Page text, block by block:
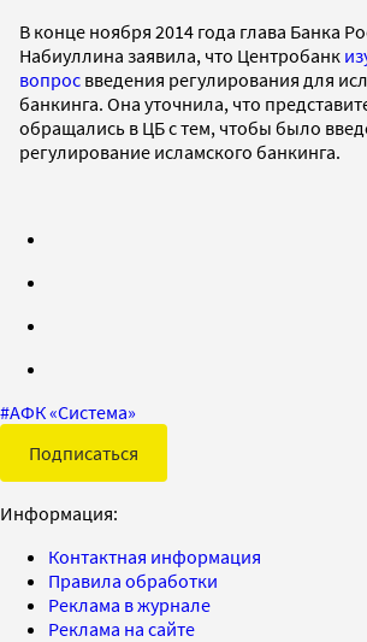
В конце ноября 2014 года глава Банка
Набиуллина заявила, что Центробанк
вопрос введения регулирования для
банкинга. Она уточнила, что
обращались в ЦБ с тем, чтобы было
регулирование исламского банкинга.
#АФК «Система»
Подписаться
Информация:
Контактная информация
Правила обработки
Реклама в журнале
Реклама на сайте